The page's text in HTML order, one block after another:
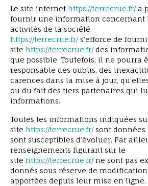
Le site internet https://terrecrue.fr/a
fournir une information concernant
activités de la société.
https://terrecrue.fr/s’efforce de
site https://terrecrue.fr/des
que possible. Toutefois, il ne pourra
responsable des oublis, des
carences dans la mise à jour,
ou du fait des tiers partenaires qui
informations.
Toutes les informations indiquées
site https://terrecrue.fr/sont données
sont susceptibles d’évoluer. Par
renseignements figurant sur le
site https://terrecrue.fr/ne sont pas
donnés sous réserve de
apportées depuis leur mise en ligne.